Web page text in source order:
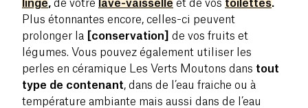
linge, de votre lave-vaisselle et de vos toilettes.
Plus étonnantes encore, celles-ci peuvent
prolonger la
[conservation]
de vos fruits et
légumes. Vous pouvez également utiliser les
perles en céramique Les Verts Moutons dans tout
type de contenant, dans de l’eau fraiche ou à
température ambiante mais aussi dans de l’eau